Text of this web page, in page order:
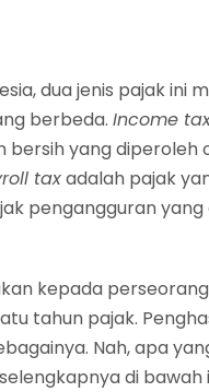
dua jenis pajak ini
berbeda. Income
yang diperoleh
taxadalah pajak
pengangguran
kepada
tahun pajak.
Nah, apa
di bawah